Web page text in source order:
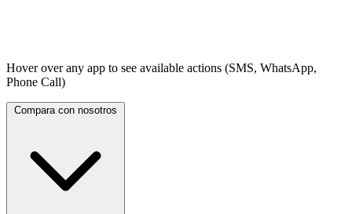
Hover over any app to see available actions (SMS, WhatsApp,
Phone Call)